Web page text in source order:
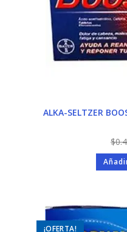
ALKA-SELTZER
$
¡OFERTA!